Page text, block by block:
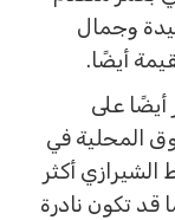
وجمال
أيضًا.
على
في
أكثر
تكون نادرة